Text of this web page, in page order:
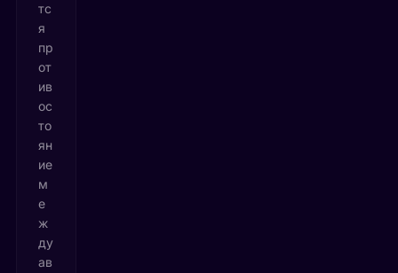
тс
я
пр
от
ив
ос
то
ян
ие
м
е
ж
ду
ав